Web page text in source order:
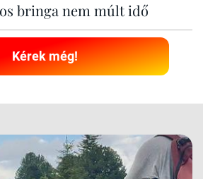
bringa nem múlt idő
Kérek még!